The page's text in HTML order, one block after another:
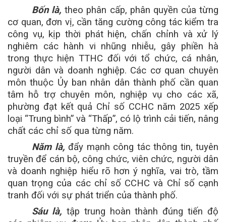
Bốn là, theo phân cấp, phân quyền của từng
cơ quan, đơn vị, cần tăng cường công tác kiểm tra
công vụ, kịp thời phát hiện, chấn chỉnh và xử lý
nghiêm các hành vi nhũng nhiễu, gây phiền hà
trong thực hiện TTHC đối với tổ chức, cá nhân,
người dân và doanh nghiệp. Các cơ quan chuyên
môn thuộc Ủy ban nhân dân thành phố cần quan
tâm hỗ trợ chuyên môn, nghiệp vụ cho các xã,
phường đạt kết quả Chỉ số CCHC năm 2025 xếp
loại “Trung bình” và “Thấp”, có lộ trình cải tiến, nâng
chất các chỉ số qua từng năm.
Năm là, đẩy mạnh công tác thông tin, tuyên
truyền để cán bộ, công chức, viên chức, người dân
và doanh nghiệp hiểu rõ hơn ý nghĩa, vai trò, tầm
quan trọng của các chỉ số CCHC và Chỉ số cạnh
tranh đối với sự phát triển của thành phố.
Sáu là, tập trung hoàn thành đúng tiến độ